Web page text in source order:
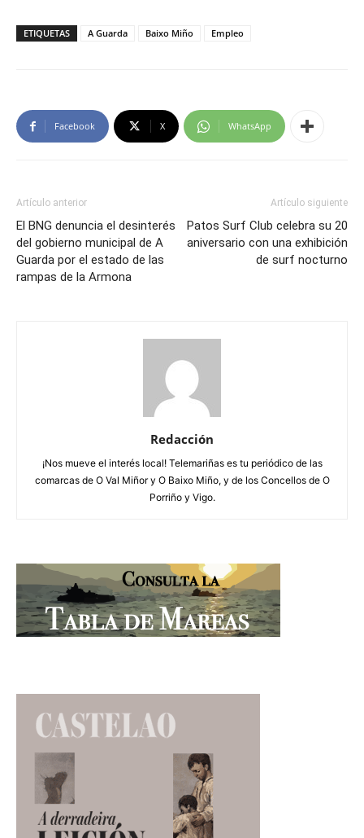
ETIQUETAS A Guarda Baixo Miño Empleo
Facebook X WhatsApp
Artículo anterior
El BNG denuncia el desinterés
del gobierno municipal de A
Guarda por el estado de las
rampas de la Armona
Artículo siguiente
Patos Surf Club celebra su 20
aniversario con una exhibición
de surf nocturno
Redacción
¡Nos mueve el interés local! Telemariñas es tu periódico de las
comarcas de O Val Miñor y O Baixo Miño, y de los Concellos de O
Porriño y Vigo.